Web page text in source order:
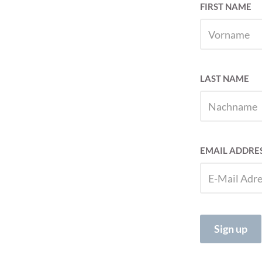
FIRST NAME
LAST NAME
EMAIL